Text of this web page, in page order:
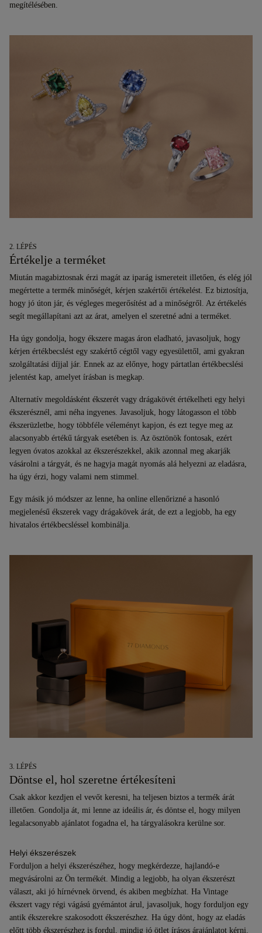
megítélésében.
2. LÉPÉS
Értékelje a terméket
Miután magabiztosnak érzi magát az iparág ismereteit illetően, és elég jól
megértette a termék minőségét, kérjen szakértői értékelést. Ez biztosítja,
hogy jó úton jár, és végleges megerősítést ad a minőségről. Az értékelés
segít megállapítani azt az árat, amelyen el szeretné adni a terméket.
Ha úgy gondolja, hogy ékszere magas áron eladható, javasoljuk, hogy
kérjen értékbecslést egy szakértő cégtől vagy egyesülettől, ami gyakran
szolgáltatási díjjal jár. Ennek az az előnye, hogy pártatlan értékbecslési
jelentést kap, amelyet írásban is megkap.
Alternatív megoldásként ékszerét vagy drágakövét értékelheti egy helyi
ékszerésznél, ami néha ingyenes. Javasoljuk, hogy látogasson el több
ékszerüzletbe, hogy többféle véleményt kapjon, és ezt tegye meg az
alacsonyabb értékű tárgyak esetében is. Az ösztönök fontosak, ezért
legyen óvatos azokkal az ékszerészekkel, akik azonnal meg akarják
vásárolni a tárgyát, és ne hagyja magát nyomás alá helyezni az eladásra,
ha úgy érzi, hogy valami nem stimmel.
Egy másik jó módszer az lenne, ha online ellenőrizné a hasonló
megjelenésű ékszerek vagy drágakövek árát, de ezt a legjobb, ha egy
hivatalos értékbecsléssel kombinálja.
3. LÉPÉS
Döntse el, hol szeretne értékesíteni
Csak akkor kezdjen el vevőt keresni, ha teljesen biztos a termék árát
illetően. Gondolja át, mi lenne az ideális ár, és döntse el, hogy milyen
legalacsonyabb ajánlatot fogadna el, ha tárgyalásokra kerülne sor.
Helyi ékszerészek
Forduljon a helyi ékszerészéhez, hogy megkérdezze, hajlandó-e
megvásárolni az Ön termékét. Mindig a legjobb, ha olyan ékszerészt
választ, aki jó hírnévnek örvend, és akiben megbízhat. Ha Vintage
ékszert vagy régi vágású gyémántot árul, javasoljuk, hogy forduljon egy
antik ékszerekre szakosodott ékszerészhez. Ha úgy dönt, hogy az eladás
előtt több ékszerészhez is fordul, mindig jó ötlet írásos árajánlatot kérni.